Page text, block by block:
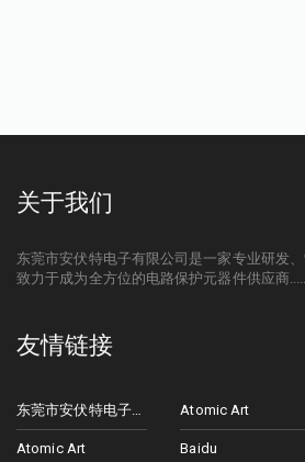
关于我们
东莞市安伏特电子有限公司是一家专业研发
致力于成为全方位的电路保护元器件供应商
友情链接
东莞市安伏特电子有限公司 Atomic Art
Atomic Art Baidu